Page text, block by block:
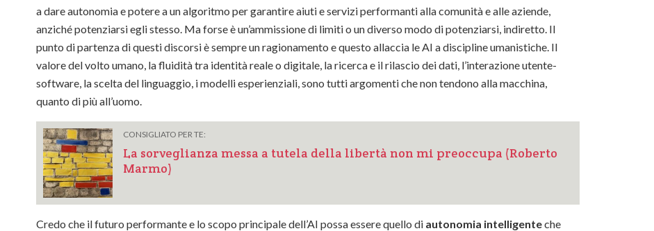
a dare autonomia e potere a un algoritmo per garantire aiuti e servizi performanti alla comunità e alle aziende,
anziché potenziarsi egli stesso. Ma forse è un’ammissione di limiti o un diverso modo di potenziarsi, indiretto. Il
punto di partenza di questi discorsi è sempre un ragionamento e questo allaccia le AI a discipline umanistiche. Il
valore del volto umano, la fluidità tra identità reale o digitale, la ricerca e il rilascio dei dati, l’interazione utente-
software, la scelta del linguaggio, i modelli esperienziali, sono tutti argomenti che non tendono alla macchina,
quanto di più all’uomo.
CONSIGLIATO PER TE:
La sorveglianza messa a tutela della libertà non mi preoccupa (Roberto
Marmo)
Credo che il futuro performante e lo scopo principaledell’AI possa essere quello di autonomia intelligenteche